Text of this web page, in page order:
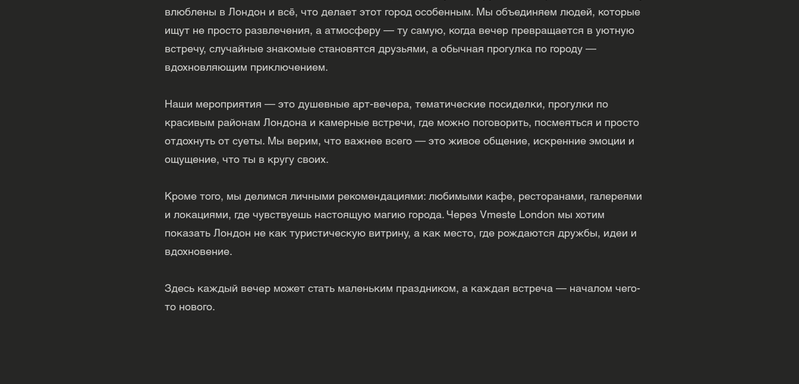
влюблены в Лондон и всё, что делает этот город особенным. Мы объединяем людей, которые
ищут не просто развлечения, а атмосферу — ту самую, когда вечер превращается в уютную
встречу, случайные знакомые становятся друзьями, а обычная прогулка по городу —
вдохновляющим приключением.
Наши мероприятия — это душевные арт-вечера, тематические посиделки, прогулки по
красивым районам Лондона и камерные встречи, где можно поговорить, посмеяться и просто
отдохнуть от суеты. Мы верим, что важнее всего — это живое общение, искренние эмоции и
ощущение, что ты в кругу своих.
Кроме того, мы делимся личными рекомендациями: любимыми кафе, ресторанами, галереями
и локациями, где чувствуешь настоящую магию города. Через Vmeste London мы хотим
показать Лондон не как туристическую витрину, а как место, где рождаются дружбы, идеи и
вдохновение.
Здесь каждый вечер может стать маленьким праздником, а каждая встреча — началом чего-
то нового.